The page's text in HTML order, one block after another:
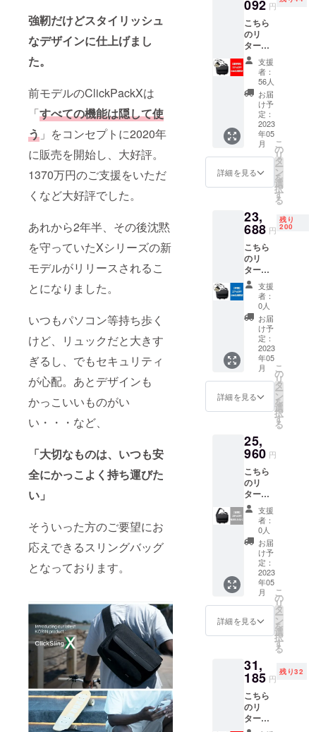
強靭だけどスタイリッシュ
なデザインに仕上げまし
た。
前モデルのClickPackXは
「すべての機能は隠して使
う 」をコンセプトに2020年
に販売を開始し、大好評。
1370万円のご支援をいただ
くなど大好評でした。
あれから2年半、その後沈黙
を守っていたXシリーズの新
モデルがリリースされるこ
とになりました。
いつもパソコン等持ち歩く
けど、リュックだと大きす
ぎるし、でもセキュリティ
が心配。あとデザインも
かっこいいものがい
い・・・など、
「大切なものは、いつも安
全にかっこよく持ち運びた
い」
そういった方のご要望にお
応えできるスリングバッグ
となっております。
専門商社で
092 円
こちら
のリ
ターン
では、
「Click
Sling
X」1点
一般販
売予定
価格
32450
円のと
ころを
100名様
限定で
ご用意
いたし
ます。
こちら
には送
料も含
まれま
す。 な
お、こ
ちらの
リター
ンをご
支援頂
きます
と 非売
品の
KORIN
ング防
止ポー
レゼン
トいた
しま
す。 こ
ちらの
ポーチ
は、金
属を生
地に編
み込ん
だ仕様
で、 ワ
イヤレ
スで
み取る
「スキ
グ」と
いう行
為を防
支援
者：
56人
お届
け予
定：
2023
年05
月
詳細を見る
こ
の
リ
タ
ー
ン
を
選
択
す
る
23,
688 円
残り
200
こちら
のリ
ターン
では、
「Click
Sling
X」1点
一般販
売予定
価格
32450
円のと
ころを
200名様
限定で
ご用意
いたし
ます。
こちら
には送
料も含
まれま
す。 な
お、こ
ちらの
リター
ンをご
支援頂
きます
と 非売
品の
KORIN
ング防
止ポー
レゼン
トいた
しま
支援
者：
0人
お届
け予
定：
2023
年05
月
詳細を見る
こ
の
リ
タ
ー
ン
を
選
択
す
る
25,
960 円
こちら
のリ
ターン
では、
「Click
Sling
X」1点
一般販
売予定
価格
32450
円のと
ころを
皆様も
れなく
ご用意
いたし
ます。
こちら
には送
料も含
支援
者：
0人
お届
け予
定：
2023
年05
月
詳細を見る
こ
の
リ
タ
ー
ン
を
選
択
す
る
31,
185 円
残り32
こちら
のリ
ターン